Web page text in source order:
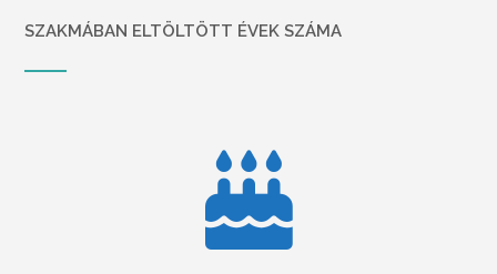
SZAKMÁBAN ELTÖLTÖTT ÉVEK SZÁMA